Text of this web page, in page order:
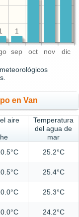
sep oct nov dic
1
en Van
aire
Temperatura
del agua de
mar
25.2°C
25.4°C
25.3°C
24.2°C